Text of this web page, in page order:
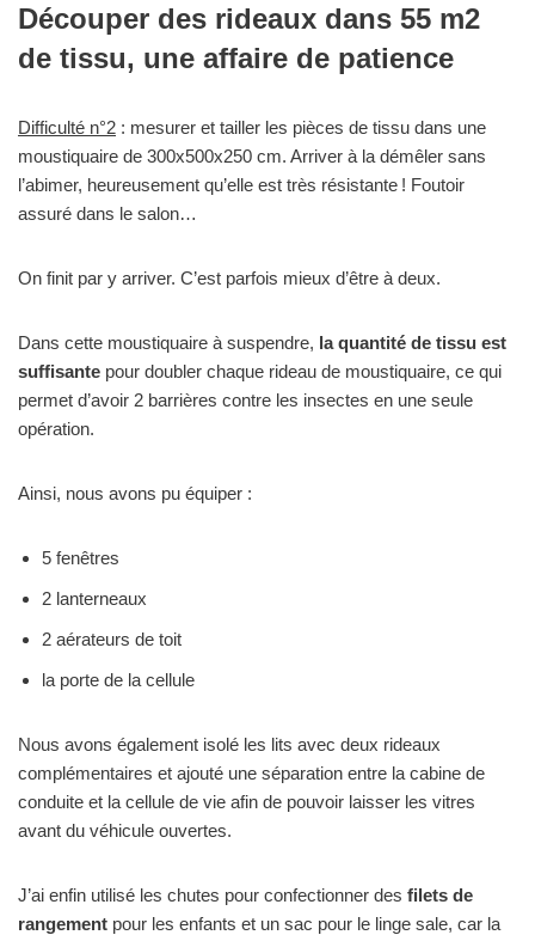
Découper des rideaux dans 55 m2
de tissu, une affaire de patience
Difficulté n°2 : mesurer et tailler les pièces de tissu dans une
moustiquaire de 300x500x250 cm. Arriver à la démêler sans
l’abimer, heureusement qu’elle est très résistante ! Foutoir
assuré dans le salon…
On finit par y arriver. C’est parfois mieux d’être à deux.
Dans cette moustiquaire à suspendre, la quantité de tissu est
suffisante pour doubler chaque rideau de moustiquaire, ce qui
permet d’avoir 2 barrières contre les insectes en une seule
opération.
Ainsi, nous avons pu équiper :
5 fenêtres
2 lanterneaux
2 aérateurs de toit
la porte de la cellule
Nous avons également isolé les lits avec deux rideaux
complémentaires et ajouté une séparation entre la cabine de
conduite et la cellule de vie afin de pouvoir laisser les vitres
avant du véhicule ouvertes.
J’ai enfin utilisé les chutes pour confectionner des filets de
rangement pour les enfants et un sac pour le linge sale, car la